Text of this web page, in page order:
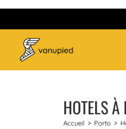
HOTELS À
Accueil > Porto >